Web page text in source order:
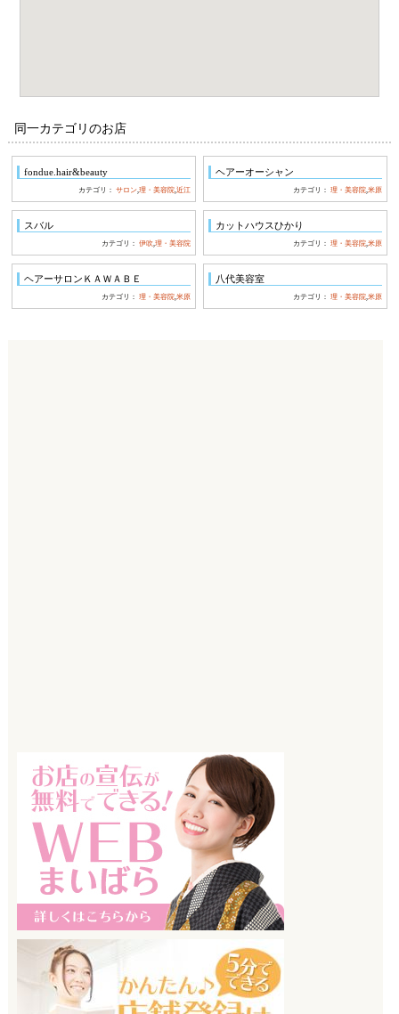
同一カテゴリのお店
fondue.hair&beauty
カテゴリ：サロン ,理・美容院 ,近江
ヘアーオーシャン
カテゴリ：理・美容院 ,米原
スバル
カテゴリ：伊吹,理・美容院
カットハウスひかり
カテゴリ：理・美容院,米原
ヘアーサロンＫＡＷＡＢＥ
カテゴリ：理・美容院,米原
八代美容室
カテゴリ：理・美容院,米原